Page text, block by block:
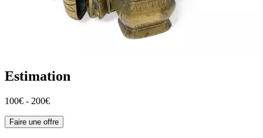
Estimation
100€ - 200€
Faire une offre